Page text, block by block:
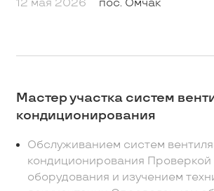
12 мая 2026 пос. Омчак
Мастер участка систем
кондиционирования
Обслуживанием систем
кондиционирования Проверкой
оборудования и изучением